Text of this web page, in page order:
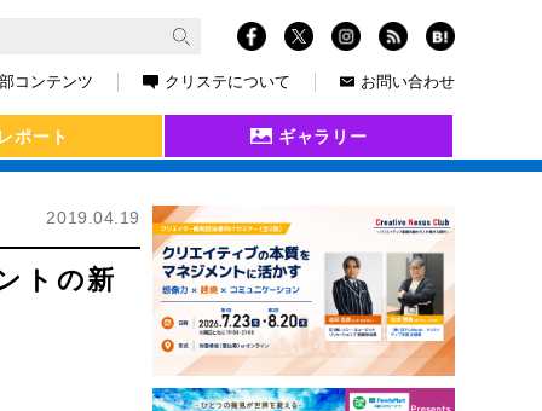
コンテンツ クリステについて お問い合わせ
ポート ギャラリー
2019.04.19
トの新